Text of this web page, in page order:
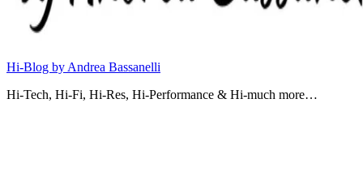
Hi-Blog by Andrea Bassanelli
Hi-Tech, Hi-Fi, Hi-Res, Hi-Performance & Hi-much more…